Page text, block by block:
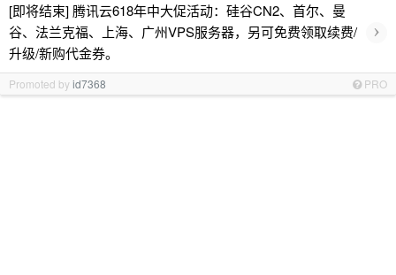
[即将结束] 腾讯云618年中大促活动：硅谷CN2、首尔、曼
谷、法兰克福、上海、广州VPS服务器，另可免费领取续费/
升级/新购代金券。
›
Promoted byid7368 PRO